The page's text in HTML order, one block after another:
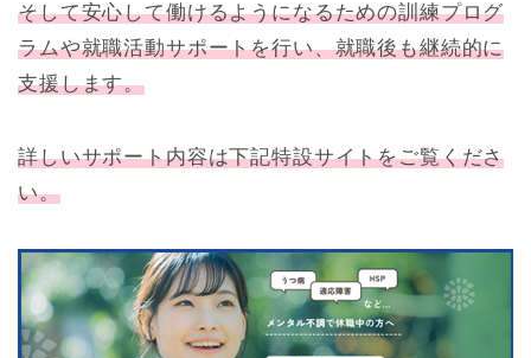
そして安心して働けるようになるための訓練プログ
ラムや就職活動サポートを行い、就職後も継続的に
支援します。
詳しいサポート内容は下記特設サイトをご覧くださ
い。